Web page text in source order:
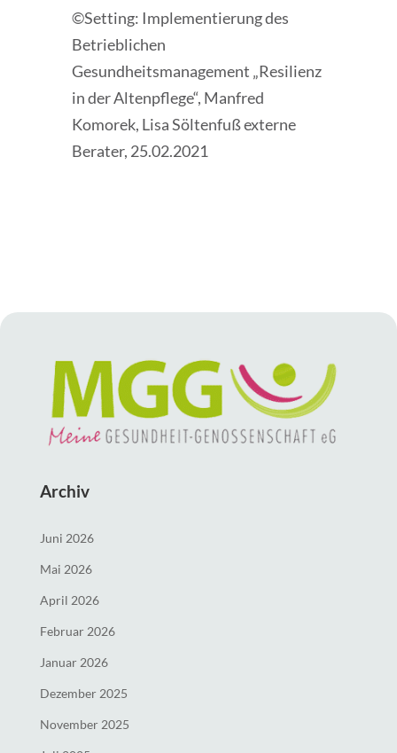
©Setting: Implementierung des
Betrieblichen
Gesundheitsmanagement „Resilienz
in der Altenpflege“, Manfred
Komorek, Lisa Söltenfuß externe
Berater, 25.02.2021
Archiv
Juni 2026
Mai 2026
April 2026
Februar 2026
Januar 2026
Dezember 2025
November 2025